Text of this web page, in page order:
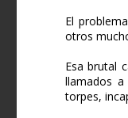
El
otros
Esa brutal
llamados
torpes,